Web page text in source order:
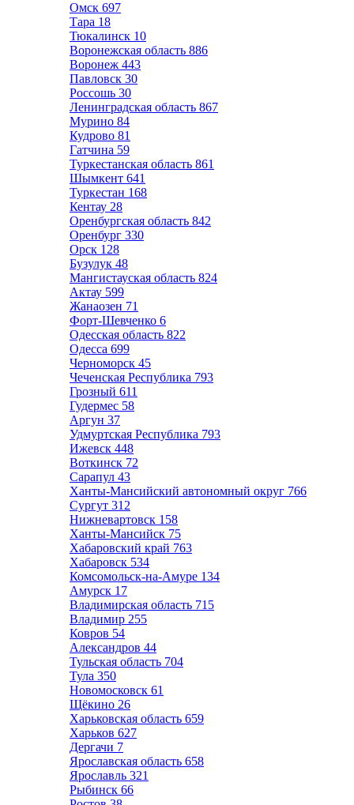
Омск 697
Тара 18
Тюкалинск 10
Воронежская область 886
Воронеж 443
Павловск 30
Россошь 30
Ленинградская область 867
Мурино 84
Кудрово 81
Гатчина 59
Туркестанская область 861
Шымкент 641
Туркестан 168
Кентау 28
Оренбургская область 842
Оренбург 330
Орск 128
Бузулук 48
Мангистауская область 824
Актау 599
Жанаозен 71
Форт-Шевченко 6
Одесская область 822
Одесса 699
Черноморск 45
Чеченская Республика 793
Грозный 611
Гудермес 58
Аргун 37
Удмуртская Республика 793
Ижевск 448
Воткинск 72
Сарапул 43
Ханты-Мансийский автономный округ 766
Сургут 312
Нижневартовск 158
Ханты-Мансийск 75
Хабаровский край 763
Хабаровск 534
Комсомольск-на-Амуре 134
Амурск 17
Владимирская область 715
Владимир 255
Ковров 54
Александров 44
Тульская область 704
Тула 350
Новомосковск 61
Щёкино 26
Харьковская область 659
Харьков 627
Дергачи 7
Ярославская область 658
Ярославль 321
Рыбинск 66